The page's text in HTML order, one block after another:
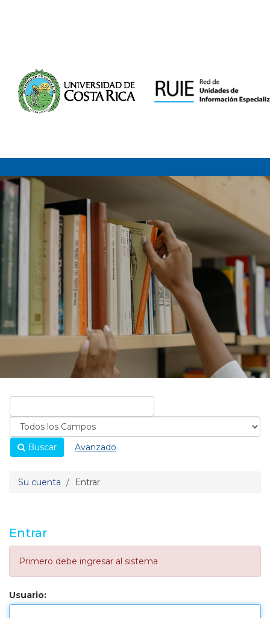
Buscar Avanzado
Su cuenta Entrar
Entrar
Primero debe ingresar al sistema
Usuario: